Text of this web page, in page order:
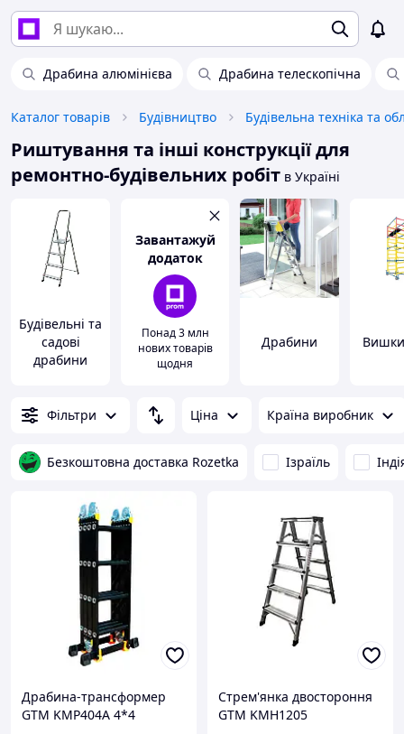
Драбина алюмінієва Драбина телескопічна
Каталог товарів Будівництво Будівельна техніка та
Риштування та інші конструкції для
ремонтно-будівельних робіт в Україні
Будівельні та
садові
драбини
Завантажуй
додаток
Понад 3 млн
нових товарів
щодня
Драбини
Фільтри Ціна Країна виробник
Безкоштовна доставка Rozetka Ізраїль
Драбина-трансформер
GTM KMP404A 4*4
Стрем'янка двостороння
GTM KMH1205